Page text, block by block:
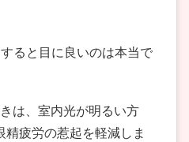
ると目に良いのは本当で
は、室内光が明るい方
疲労の惹起を軽減しま